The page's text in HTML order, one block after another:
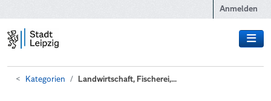
Anmelden
Kategorien Landwirtschaft, Fischerei,...